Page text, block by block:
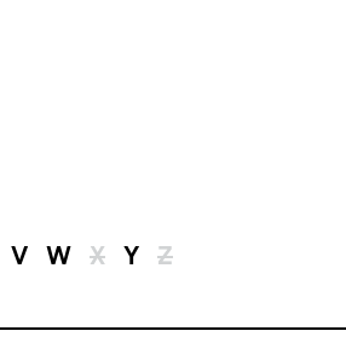
V W X Y Z